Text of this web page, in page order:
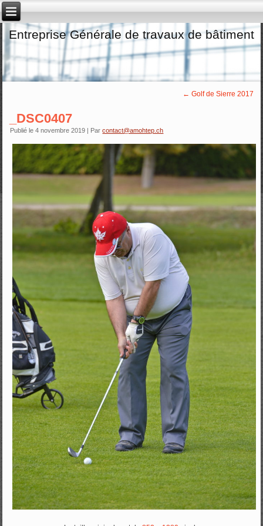
Entreprise Générale de travaux de bâtiment
← Golf de Sierre 2017
_DSC0407
Publié le 4 novembre 2019 | Par contact@amohtep.ch